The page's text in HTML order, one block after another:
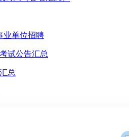
业单位招聘
试公告汇总
总